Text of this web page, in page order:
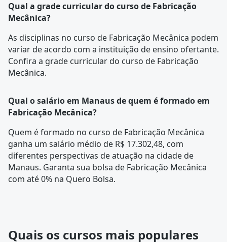
Qual a grade curricular do curso de Fabricação
Mecânica?
As disciplinas no curso de Fabricação Mecânica podem
variar de acordo com a instituição de ensino ofertante.
Confira a grade curriculardo curso de Fabricação
Mecânica.
Qual o salário em Manaus de quem é formado em
Fabricação Mecânica?
Quem é formado no curso de Fabricação Mecânica
ganha um salário médio de R$ 17.302,48, com
diferentes perspectivas de atuação na cidade de
Manaus. Garanta sua bolsa de Fabricação Mecânica
com até 0% na Quero Bolsa.
Quais os cursos mais populares